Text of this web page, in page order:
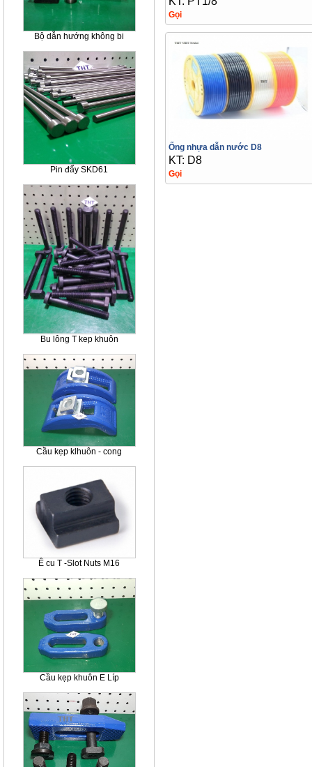
Bộ dẫn hướng không bi
Pin đẩy SKD61
Bu lông T kep khuôn
Cầu kẹp klhuôn - cong
Ê cu T -Slot Nuts M16
Cầu kẹp khuôn E Líp
Gọi
Ống nhựa dẫn nước D8
KT: D8
Gọi